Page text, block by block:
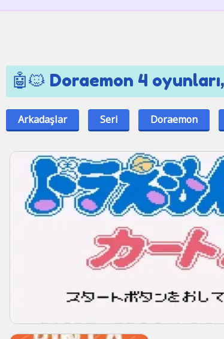
🤖🐱 Doraemon 4
Arkadaşlar Seri Doraemon